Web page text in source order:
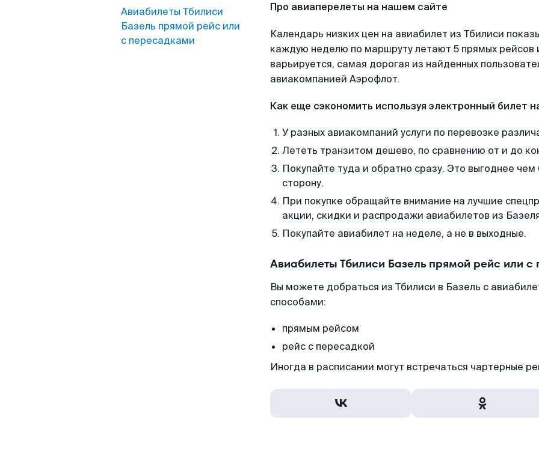
Авиабилеты Тбилиси
Базель прямой рейс или
с пересадками
Про авиаперелеты на нашем сайте
Календарь низких цен на авиабилет из Тбилиси
каждую неделю по маршруту летают 5 прямых рейсов
варьируется, самая дорогая из найденных
авиакомпанией Аэрофлот.
Как еще сэкономить используя электронный билет
У разных авиакомпаний услуги по перевозке
Лететь транзитом дешево, по сравнению от и до
Покупайте туда и обратно сразу. Это выгоднее
сторону.
При покупке обращайте внимание на лучшие
акции, скидки и распродажи авиабилетов из
Покупайте авиабилет на неделе, а не в выходные.
Авиабилеты Тбилиси Базель прямой рейс или
Вы можете добраться из Тбилиси в Базель с
способами:
прямым рейсом
рейс с пересадкой
Иногда в расписании могут встречаться чартерные